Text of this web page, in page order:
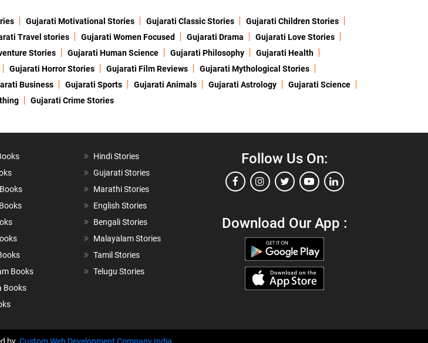
Gujarati Motivational Stories Gujarati Classic Stories
Gujarati Children Stories
Travel stories Gujarati Women Focused Gujarati Drama
Gujarati Love Stories
Stories Gujarati Human Science Gujarati Philosophy
Gujarati Health
Gujarati Horror Stories Gujarati Film Reviews
Gujarati Mythological Stories
Business Gujarati Sports Gujarati Animals Gujarati Astrology
Gujarati Science
Gujarati Crime Stories
Books
Books
Hindi Stories
Gujarati Stories
Marathi Stories
English Stories
Bengali Stories
Malayalam Stories
Tamil Stories
Telugu Stories
Follow Us On:
Download Our App :